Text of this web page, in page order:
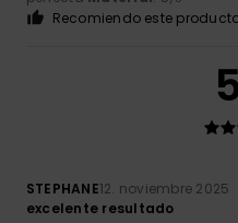
Recomiendo este
STEPHANE12. noviembre 2025
excelente resultado